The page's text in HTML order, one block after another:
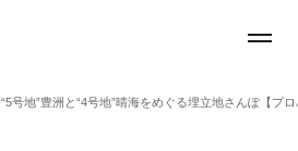
“5号地”豊洲と“4号地”晴海をめぐる埋立地さんぽ【プ